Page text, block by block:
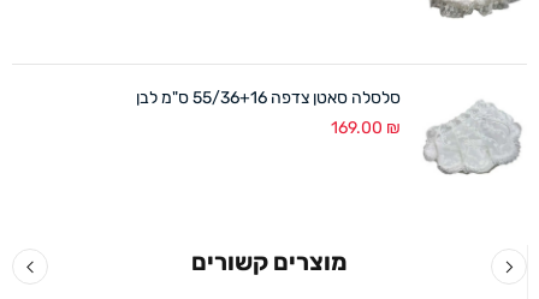
סלסלה סאטן צדפה 55/36+16 ס"מ לבן
169.00 ₪
מוצרים קשורים